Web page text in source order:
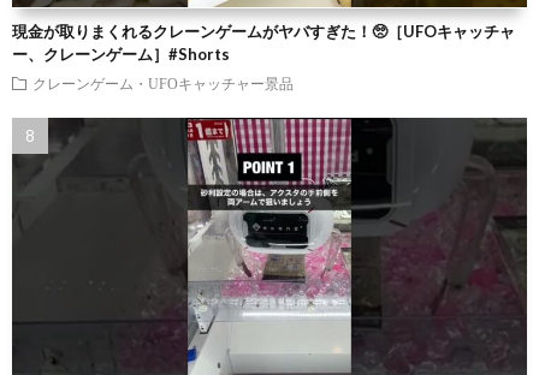
現金が取りまくれるクレーンゲームがヤバすぎた！🥺［UFOキャッチャ
ー、クレーンゲーム］#Shorts
クレーンゲーム・UFOキャッチャー景品